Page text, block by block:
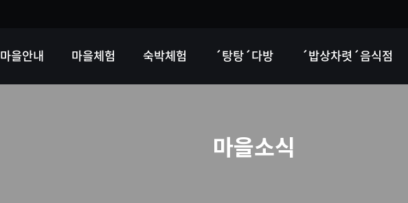
마을안내 마을체험 숙박체험 ´탕탕´다방 ´밥상차렷´음식점
마을소식